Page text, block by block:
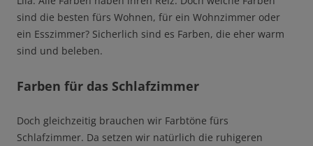
sind die besten fürs Wohnen, für ein Wohnzimmer oder
ein Esszimmer? Sicherlich sind es Farben, die eher warm
sind und beleben.
Farben für das Schlafzimmer
Doch gleichzeitig brauchen wir Farbtöne fürs
Schlafzimmer. Da setzen wir natürlich die ruhigeren